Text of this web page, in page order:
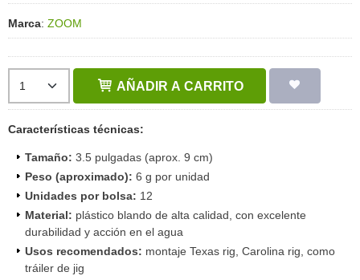
Marca: ZOOM
AÑADIR A CARRITO
Características técnicas:
Tamaño: 3.5 pulgadas (aprox. 9 cm)
Peso (aproximado): 6 g por unidad
Unidades por bolsa: 12
Material: plástico blando de alta calidad, con excelente
durabilidad y acción en el agua
Usos recomendados: montaje Texas rig, Carolina rig, como
tráiler de jig